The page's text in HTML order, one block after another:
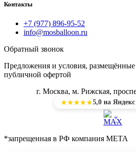
Контакты
+7 (977) 896-95-52
info@mosballoon.ru
Обратный звонок
Предложения и условия, размещённые
публичной офертой
г. Москва, м. Рижская,
★★★★★5,0 на
*
*запрещенная в РФ компания МЕТА